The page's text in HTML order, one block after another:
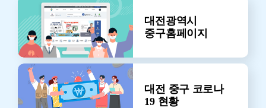
대전광역시
중구홈페이지
대전 중구 코로나
19 현황